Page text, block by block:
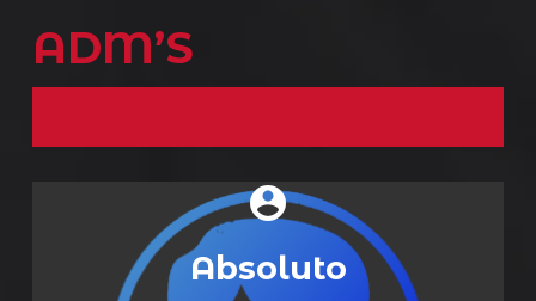
ADM’S
account_circle
Absoluto